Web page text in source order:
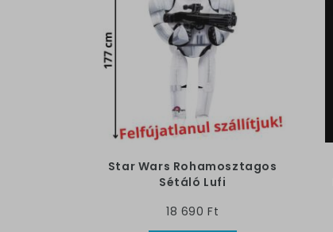
Star Wars Rohamosztagos
Sétáló Lufi
18 690 Ft